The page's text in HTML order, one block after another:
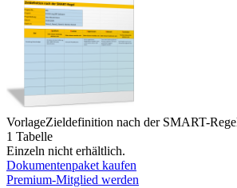
VorlageZieldefinition nach der SMART-
1 Tabelle
Einzeln nicht erhältlich.
Dokumentenpaket kaufen
Premium-Mitglied werden